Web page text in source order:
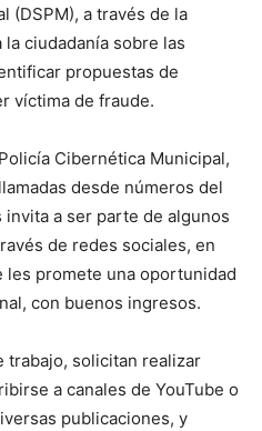
(DSPM), a través de la
ciudadanía sobre las
propuestas de
víctima de fraude.
Cibernética Municipal,
desde números del
a ser parte de algunos
de redes sociales, en
les promete una oportunidad
con buenos ingresos.
trabajo, solicitan realizar
a canales de YouTube o
publicaciones, y